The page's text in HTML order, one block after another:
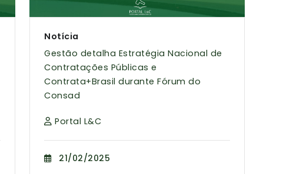
Notícia
Gestão detalha Estratégia Nacional de
Contratações Públicas e
Contrata+Brasil durante Fórum do
Consad
Portal L&C
21/02/2025